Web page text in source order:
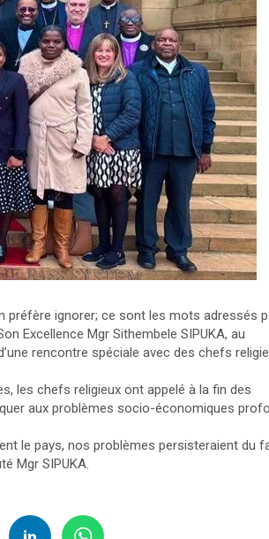
préfère ignorer; ce sont les mots adressés
Excellence Mgr Sithembele SIPUKA, au
rencontre spéciale avec des chefs
les chefs religieux ont appelé à la fin des
aux problèmes socio-économiques
le pays, nos problèmes persisteraient du
Mgr SIPUKA.